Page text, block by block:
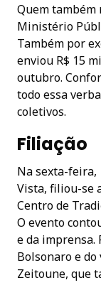
Quem
Ministério
Também por
enviou R$ 15
outubro.
todo essa
coletivos.
Filiação
Na sexta-
Vista, filiou-se
Centro de
O evento
e da imprensa.
Bolsonaro e
Zeitoune, que